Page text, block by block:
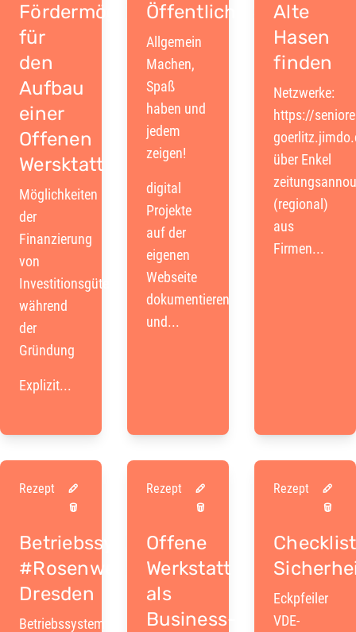
Fördermöglichkeiten
für
den
Aufbau
einer
Offenen
Wersktatt
Möglichkeiten
der
Finanzierung
von
Investitionsgütern
während
der
Gründung
Explizit...
Öffentlichkeitsarbeit
Allgemein
Machen,
Spaß
haben und
jedem
zeigen!
digital
Projekte
auf der
eigenen
Webseite
dokumentieren
und...
Alte
Hasen
finden
Netzwerke:
https://
über Enkel
(regional)
aus
Firmen...
Rezept
Betriebssystem
#Rosenwerk
Dresden
Betriebssystem
Rezept
Offene
Werkstatt
als
Business-
Rezept
Eckpfeiler
VDE-